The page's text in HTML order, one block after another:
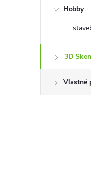
Hobby
3D
Vlastné